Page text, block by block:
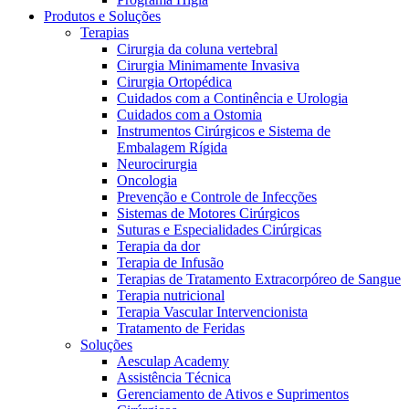
Aesculap Academy
Educação continuada para profissionais da saúde. Acesse a
Aesculap Academy Brasil e inscreva-se!
Entre em contato conosco.
Produtos e Soluções
Terapias
Cirurgia da coluna vertebral
Cirurgia Minimamente Invasiva
Cirurgia Ortopédica
Cuidados com a Continência e Urologia
Cuidados com a Ostomia
Instrumentos Cirúrgicos e Sistema de
Embalagem Rígida
Neurocirurgia
Oncologia
Prevenção e Controle de Infecções
Sistemas de Motores Cirúrgicos
Suturas e Especialidades Cirúrgicas
Terapia da dor
Terapia de Infusão
Terapias de Tratamento Extracorpóreo de Sangue
Terapia nutricional
Terapia Vascular Intervencionista
Tratamento de Feridas
Soluções
Aesculap Academy
Assistência Técnica
Gerenciamento de Ativos e Suprimentos